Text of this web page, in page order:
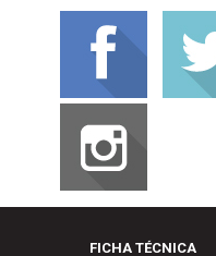
FICHA TÉCNICA